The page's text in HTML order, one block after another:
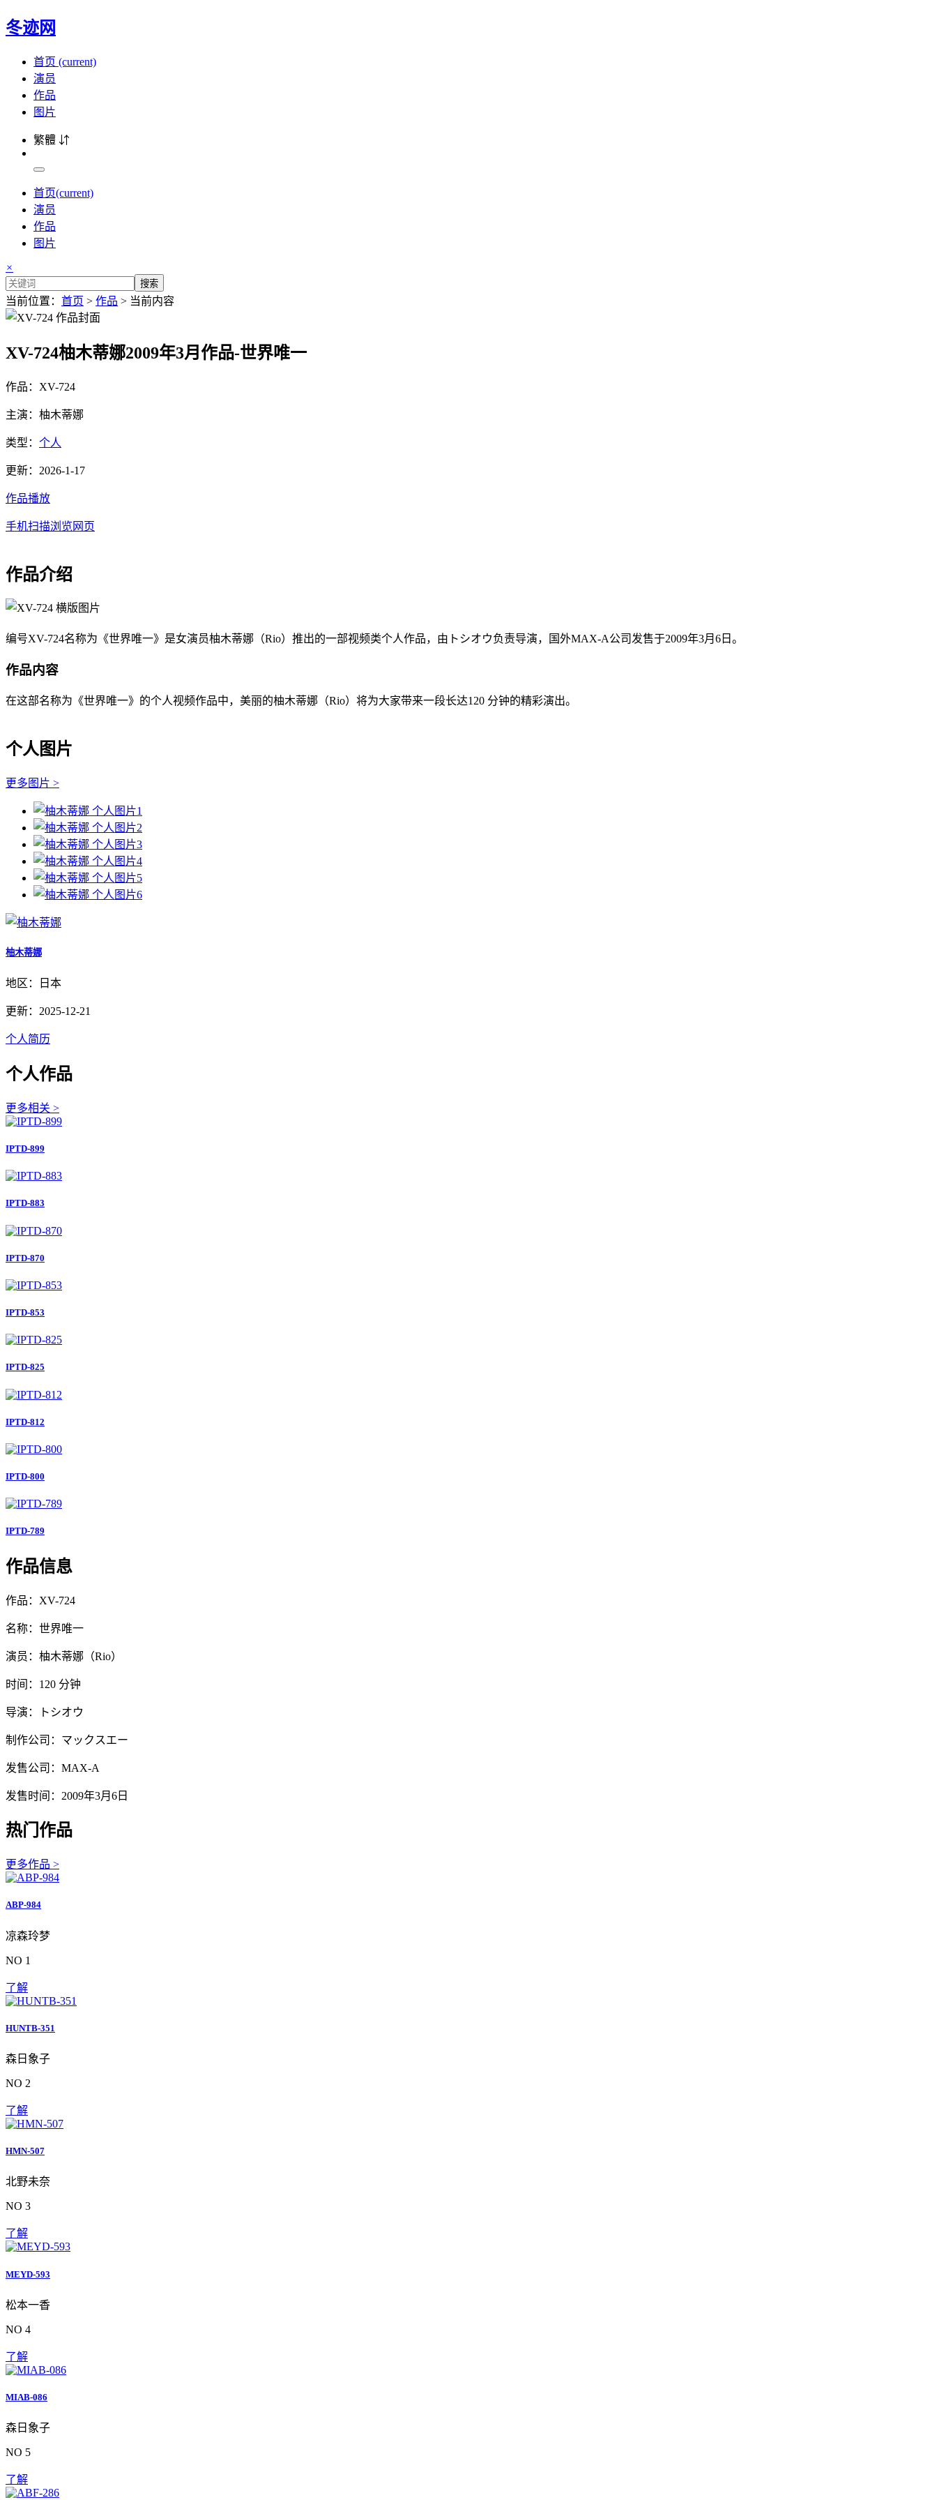
冬迹网
首页 (current)
演员
作品
图片
繁體 ⇵
首页(current)
演员
作品
图片
×
搜索
当前位置： 首页 > 作品 > 当前内容
XV-724柚木蒂娜2009年3月作品-世界唯一
作品：XV-724
主演：柚木蒂娜
类型： 个人
更新：2026-1-17
作品播放
手机扫描浏览网页
作品介绍
编号XV-724名称为《世界唯一》是女演员柚木蒂娜（Rio）推出的一部视频类个人作品，由トシオウ负责导演，国外MAX-A公司发售于2009年3月6日。
作品内容
在这部名称为《世界唯一》的个人视频作品中，美丽的柚木蒂娜（Rio）将为大家带来一段长达120 分钟的精彩演出。
个人图片
更多图片 >
柚木蒂娜
地区：日本
更新：2025-12-21
个人简历
个人作品
更多相关 >
IPTD-899
IPTD-883
IPTD-870
IPTD-853
IPTD-825
IPTD-812
IPTD-800
IPTD-789
作品信息
作品：XV-724
名称：世界唯一
演员：柚木蒂娜（Rio）
时间：120 分钟
导演：トシオウ
制作公司：マックスエー
发售公司：MAX-A
发售时间：2009年3月6日
热门作品
更多作品 >
ABP-984
凉森玲梦
NO 1
了解
HUNTB-351
森日象子
NO 2
了解
HMN-507
北野未奈
NO 3
了解
MEYD-593
松本一香
NO 4
了解
MIAB-086
森日象子
NO 5
了解